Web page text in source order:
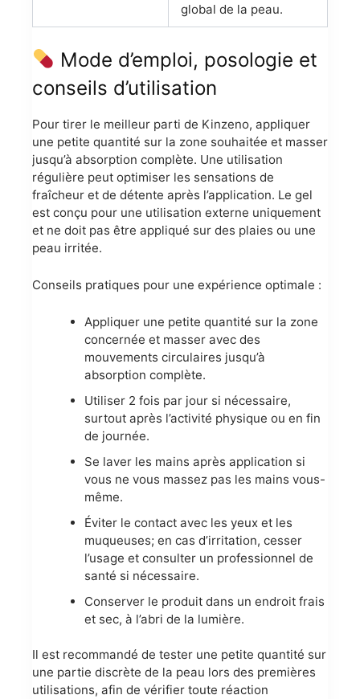
global de la peau.
Mode d’emploi, posologie et
conseils d’utilisation
Pour tirer le meilleur parti de Kinzeno, appliquer
une petite quantité sur la zone souhaitée et masser
jusqu’à absorption complète. Une utilisation
régulière peut optimiser les sensations de
fraîcheur et de détente après l’application. Le gel
est conçu pour une utilisation externe uniquement
et ne doit pas être appliqué sur des plaies ou une
peau irritée.
Conseils pratiques pour une expérience optimale :
Appliquer une petite quantité sur la zone
concernée et masser avec des
mouvements circulaires jusqu’à
absorption complète.
Utiliser 2 fois par jour si nécessaire,
surtout après l’activité physique ou en fin
de journée.
Se laver les mains après application si
vous ne vous massez pas les mains vous-
même.
Éviter le contact avec les yeux et les
muqueuses; en cas d’irritation, cesser
l’usage et consulter un professionnel de
santé si nécessaire.
Conserver le produit dans un endroit frais
et sec, à l’abri de la lumière.
Il est recommandé de tester une petite quantité sur
une partie discrète de la peau lors des premières
utilisations, afin de vérifier toute réaction